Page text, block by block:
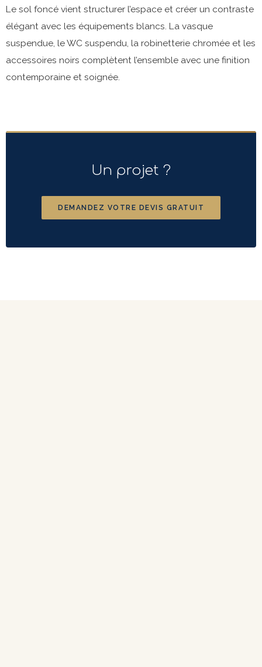
Le sol foncé vient structurer l’espace et créer un contraste
élégant avec les équipements blancs. La vasque
suspendue, le WC suspendu, la robinetterie chromée et les
accessoires noirs complètent l’ensemble avec une finition
contemporaine et soignée.
Un projet ?
DEMANDEZ VOTRE DEVIS GRATUIT